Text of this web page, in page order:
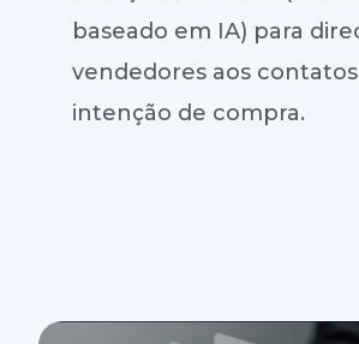
baseado em IA) para
vendedores aos contatos
intenção de compra.